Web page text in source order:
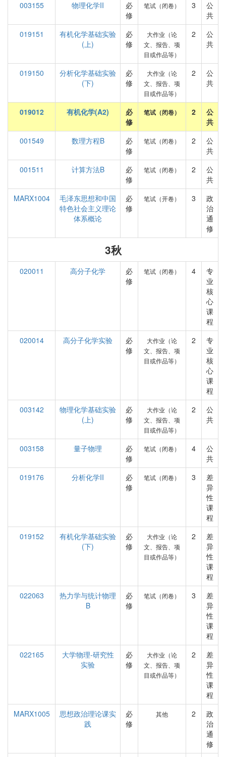
003155 物理化学II
必
修
笔试（闭卷） 3
公
共
019151
有机化学基础实验
(上)
必
修
大作业（论
文、报告、项
目或作品等）
2
公
共
019150
分析化学基础实验
(下)
必
修
大作业（论
文、报告、项
目或作品等）
2
公
共
019012 有机化学(A2)
必
修
笔试（闭卷） 2
公
共
001549
数理方程B
必
修
笔试（闭卷） 2
公
共
001511
计算方法B
必
修
笔试（闭卷） 2
公
共
MARX1004
毛泽东思想和中国
特色社会主义理论
体系概论
必
修
笔试（开卷） 3
政
治
通
修
3秋
020011 高分子化学
必
修
笔试（闭卷） 4
专
业
核
心
课
程
020014
高分子化学实验
必
修
大作业（论
文、报告、项
目或作品等）
2
专
业
核
心
课
程
003142
物理化学基础实验
(上)
必
修
大作业（论
文、报告、项
目或作品等）
2
公
共
003158 量子物理
必
修
笔试（闭卷） 4
公
共
019176
分析化学II
必
修
笔试（闭卷） 3
差
异
性
课
程
019152
有机化学基础实验
(下)
必
修
大作业（论
文、报告、项
目或作品等）
2
差
异
性
课
程
022063
热力学与统计物理
B
必
修
笔试（闭卷） 3
差
异
性
课
程
022165
大学物理-研究性
实验
必
修
大作业（论
文、报告、项
目或作品等）
2
差
异
性
课
程
MARX1005
思想政治理论课实
践
必
修
其他 2
政
治
通
修